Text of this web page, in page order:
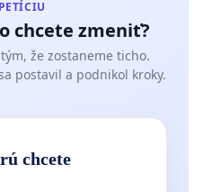
chcete zmeniť?
že zostaneme ticho.
postavil a podnikol kroky.
chcete